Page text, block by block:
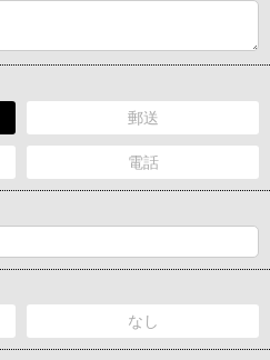
郵送
電話
なし